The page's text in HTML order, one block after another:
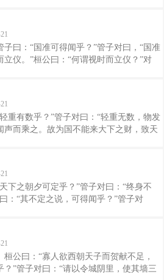
通移、轻重、开阖、决塞，通于高下徐疾
之费时也。黄帝问于伯高曰：‘吾欲
至于黄帝之王，谨逃其爪牙，不利其器，
增薮，焚沛泽，逐禽兽，实以益人，然后
牧也。至于尧舜之王，所以化海内者，北
，南贵江汉之珠，其胜禽兽之仇，以大夫
曰：“何谓也？”管子对曰：“令：‘诸侯之
其邑粟与其财物以市虎豹之皮，故山林
兽若从亲戚之仇，此君冕服�
子曰：“国准可得闻乎？”管子对曰，“国准
立仪。”桓公曰：“何谓视时而立仪？”对
王，烧增薮，焚沛泽，不益民之利。殷人
无牛马之牢，不利其器。周人之王，官能
家之数殊而用一也。” 桓公曰：“然则
籍何者为善也？”管子对曰：“烧山林，破
泽，猛兽众也。童山竭泽者，君智不足
也。诸侯无牛马之牢，不利其器者，曰淫
者也。以人御人，逃戈刃，高
重有数乎？”管子对曰：“轻重无数，物发
声而乘之。故为国不能来大下之财，致天
曰：“昔者桀之时，女乐三万人，端譟
三衢，是无不服文绣衣裳者。伊尹以薄之
篡组，一纯得粟百钟于桀之国。夫桀之国
国也，桀无天下忧，饰妇女钟鼓之乐，故
而夺之流。此之谓来天下之财。”桓公
。民无以与正籍者予之长假，死而不葬者
饥者得食，寒者得衣，死者得
下之朝夕可定乎？”管子对曰：“终身不
：“其不定之说，可得闻乎？”管子对
之四面，面万有余里。民之入正籍者亦万
有百倍之力而不至者，有十倍之力而不至
是者。则远者疏，疾怨上。边境诸侯受君
之为善，缺然不朝，是无子塞其涂。熟谷
之可得而霸？”桓公曰：“行事奈何？”管子
曰：“寡人欲西朝天子而贺献不足，
？”管子对曰：“请以令城阴里，使其墙三